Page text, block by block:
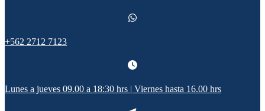
+562 2712 7123
Lunes a jueves 09.00 a 18:30 hrs | Viernes hasta 16.00 hrs